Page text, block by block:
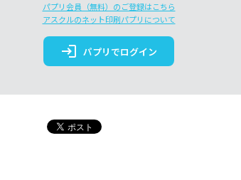
パプリ会員（無料）のご登録はこちら
アスクルのネット印刷パプリについて
login パプリでログイン